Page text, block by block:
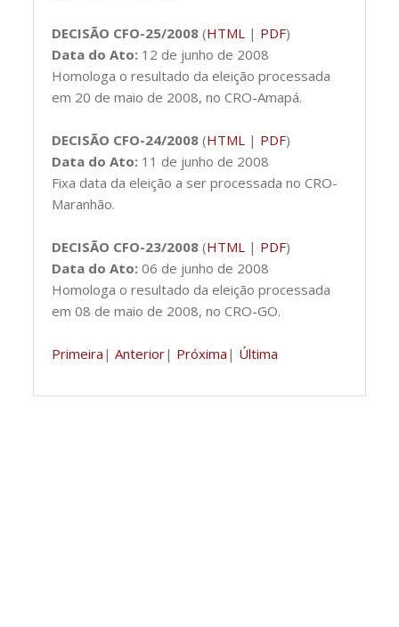
DECISÃO CFO-25/2008 (HTML | PDF)
Data do Ato: 12 de junho de 2008
Homologa o resultado da eleição processada
em 20 de maio de 2008, no CRO-Amapá.
DECISÃO CFO-24/2008 (HTML | PDF)
Data do Ato: 11 de junho de 2008
Fixa data da eleição a ser processada no CRO-
Maranhão.
DECISÃO CFO-23/2008 (HTML | PDF)
Data do Ato: 06 de junho de 2008
Homologa o resultado da eleição processada
em 08 de maio de 2008, no CRO-GO.
Primeira |Anterior| Próxima | Última